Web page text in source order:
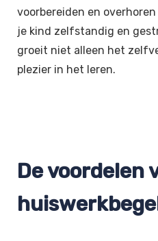
voorbereiden en
je kind zelfstandig en
groeit niet alleen het
plezier in het leren.
De voordelen